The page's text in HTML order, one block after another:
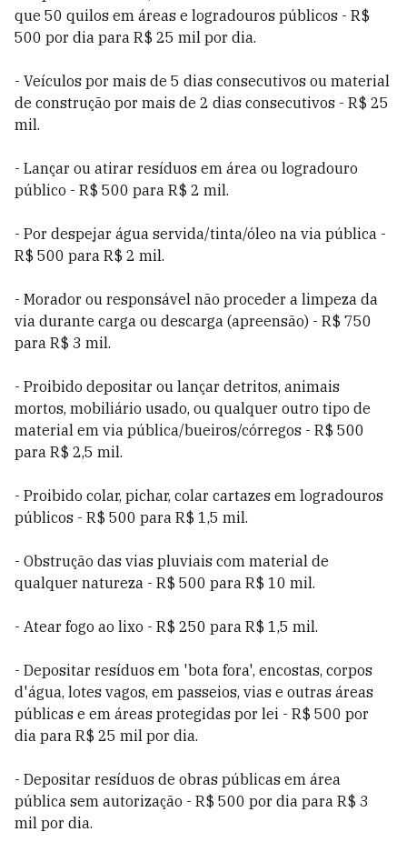
que 50 quilos em áreas e logradouros públicos - R$
500 por dia para R$ 25 mil por dia.
- Veículos por mais de 5 dias consecutivos ou material
de construção por mais de 2 dias consecutivos - R$ 25
mil.
- Lançar ou atirar resíduos em área ou logradouro
público - R$ 500 para R$ 2 mil.
- Por despejar água servida/tinta/óleo na via pública -
R$ 500 para R$ 2 mil.
- Morador ou responsável não proceder a limpeza da
via durante carga ou descarga (apreensão) - R$ 750
para R$ 3 mil.
- Proibido depositar ou lançar detritos, animais
mortos, mobiliário usado, ou qualquer outro tipo de
material em via pública/bueiros/córregos - R$ 500
para R$ 2,5 mil.
- Proibido colar, pichar, colar cartazes em logradouros
públicos - R$ 500 para R$ 1,5 mil.
- Obstrução das vias pluviais com material de
qualquer natureza - R$ 500 para R$ 10 mil.
- Atear fogo ao lixo - R$ 250 para R$ 1,5 mil.
- Depositar resíduos em 'bota fora', encostas, corpos
d'água, lotes vagos, em passeios, vias e outras áreas
públicas e em áreas protegidas por lei - R$ 500 por
dia para R$ 25 mil por dia.
- Depositar resíduos de obras públicas em área
pública sem autorização - R$ 500 por dia para R$ 3
mil por dia.